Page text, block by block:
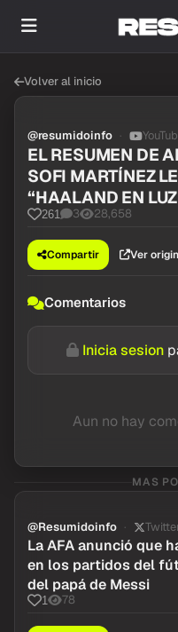
Volver al inicio
@resumidoinfo
EL RESUMEN DE
SOFI MARTÍNEZ
“HAALAND EN
261 3 28,658
Compartir Ver
Comentarios
Inicia sesion
Aun no hay
MAS
@Resumidoinfo
La AFA anunció que
en los partidos del
del papá de Messi
1 78